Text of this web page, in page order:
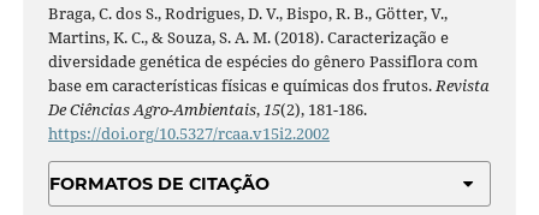
Braga, C. dos S., Rodrigues, D. V., Bispo, R. B., Götter, V.,
Martins, K. C., & Souza, S. A. M. (2018). Caracterização e
diversidade genética de espécies do gênero Passiflora com
base em características físicas e químicas dos frutos.Revista
De Ciências Agro-Ambientais,15(2), 181-186.
https://doi.org/10.5327/rcaa.v15i2.2002
FORMATOS DE CITAÇÃO